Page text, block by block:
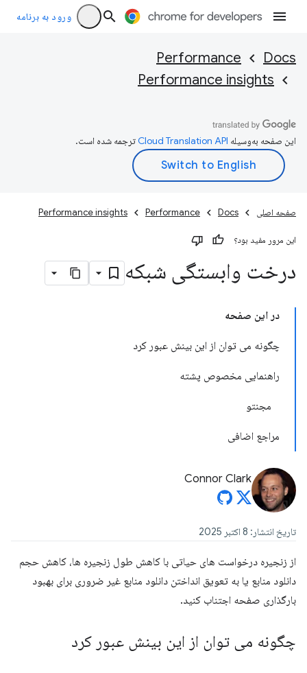
ورود به برنامه
Docs
Performance
Performance insights
این صفحه به‌وسیله ترجمه شده است.
صفحه اصلی Docs
Performance
Performance insights
این مرور مفید بود؟
درخت وابستگی شبکه
در این صفحه
چگونه می توان از این بینش عبور کرد
راهنمایی مخصوص پشته
مجنتو
مراجع اضافی
Connor Clark
تاریخ انتشار: 8 اکتبر 2025
از زنجیره درخواست های حیاتی با کاهش طول زنجیره ها، کاهش حجم
دانلود منابع یا به تعویق انداختن دانلود منابع غیر ضروری برای بهبود
بارگذاری صفحه اجتناب کنید.
چگونه می توان از این بینش عبور کرد